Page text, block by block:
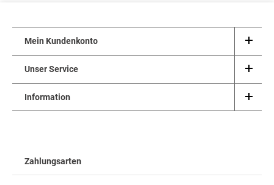
Mein Kundenkonto
Unser Service
Information
Zahlungsarten